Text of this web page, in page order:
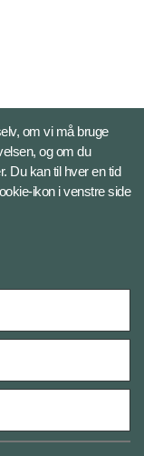
om vi må bruge
og om du
Du kan til hver en tid
ikon i venstre side